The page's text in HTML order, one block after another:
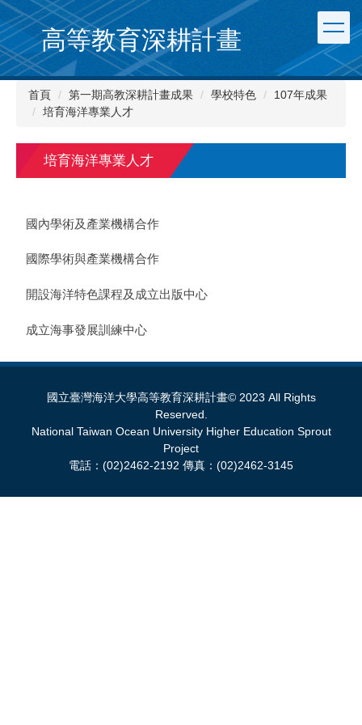
跳
到
主
要
內
高等教育深耕計畫
首頁 第一期高教深耕計畫成果 學校特色
107年成果
培育海洋專業人才
培育海洋專業人才
國內學術及產業機構合作
國際學術與產業機構合作
開設海洋特色課程及成立出版中心
成立海事發展訓練中心
國立臺灣海洋大學高等教育深耕計畫© 2023 All Rights
Reserved.
National Taiwan Ocean University Higher Education Sprout
Project
電話：(02)2462-2192 傳真：(02)2462-3145